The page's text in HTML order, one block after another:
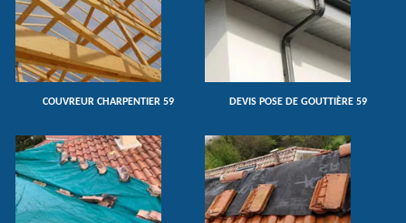
COUVREUR CHARPENTIER 59 DEVIS POSE DE GOUTTIÈRE 59